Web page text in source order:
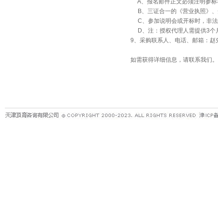
A、报名邮件正文必须注明参标
B、三证合一的《营业执照》、
C、参加说明会或开标时，非法
D、注：授权代理人需提供3个
9、采购联系人、电话、邮箱：
如需获得详细信息，请联系我们。